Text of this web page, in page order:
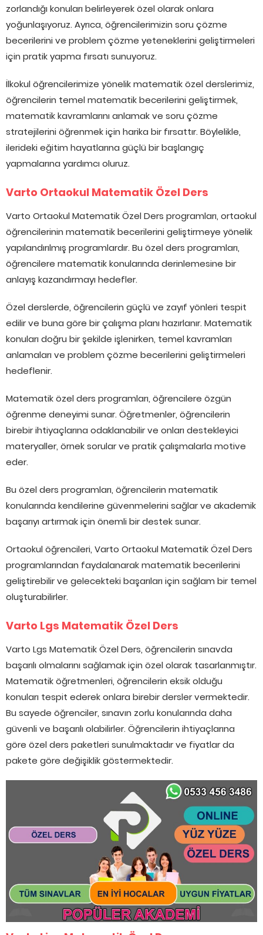
zorlandığı konuları belirleyerek özel olarak onlara
yoğunlaşıyoruz. Ayrıca, öğrencilerimizin soru çözme
becerilerini ve problem çözme yeteneklerini geliştirmeleri
için pratik yapma fırsatı sunuyoruz.
İlkokul öğrencilerimize yönelik matematik özel derslerimiz,
öğrencilerin temel matematik becerilerini geliştirmek,
matematik kavramlarını anlamak ve soru çözme
stratejilerini öğrenmek için harika bir fırsattır. Böylelikle,
ilerideki eğitim hayatlarına güçlü bir başlangıç
yapmalarına yardımcı oluruz.
Varto Ortaokul Matematik Özel Ders
Varto Ortaokul Matematik Özel Ders programları, ortaokul
öğrencilerinin matematik becerilerini geliştirmeye yönelik
yapılandırılmış programlardır. Bu özel ders programları,
öğrencilere matematik konularında derinlemesine bir
anlayış kazandırmayı hedefler.
Özel derslerde, öğrencilerin güçlü ve zayıf yönleri tespit
edilir ve buna göre bir çalışma planı hazırlanır. Matematik
konuları doğru bir şekilde işlenirken, temel kavramları
anlamaları ve problem çözme becerilerini geliştirmeleri
hedeflenir.
Matematik özel ders programları, öğrencilere özgün
öğrenme deneyimi sunar. Öğretmenler, öğrencilerin
birebir ihtiyaçlarına odaklanabilir ve onları destekleyici
materyaller, örnek sorular ve pratik çalışmalarla motive
eder.
Bu özel ders programları, öğrencilerin matematik
konularında kendilerine güvenmelerini sağlar ve akademik
başarıyı artırmak için önemli bir destek sunar.
Ortaokul öğrencileri, Varto Ortaokul Matematik Özel Ders
programlarından faydalanarak matematik becerilerini
geliştirebilir ve gelecekteki başarıları için sağlam bir temel
oluşturabilirler.
Varto Lgs Matematik Özel Ders
Varto Lgs Matematik Özel Ders, öğrencilerin sınavda
başarılı olmalarını sağlamak için özel olarak tasarlanmıştır.
Matematik öğretmenleri, öğrencilerin eksik olduğu
konuları tespit ederek onlara birebir dersler vermektedir.
Bu sayede öğrenciler, sınavın zorlu konularında daha
güvenli ve başarılı olabilirler. Öğrencilerin ihtiyaçlarına
göre özel ders paketleri sunulmaktadır ve fiyatlar da
pakete göre değişiklik göstermektedir.